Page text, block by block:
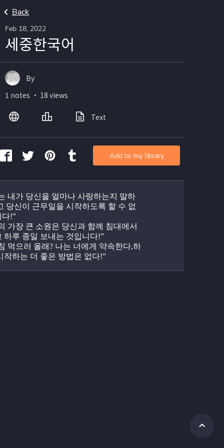
Back
Feb 18, 2022
세중한국어
내가 당신을 얼마나 사랑하는지 말하
당신이 근무일을 시작하도록 할 수 없
다!”
가장 큰 소원은 당신과 함께 침대에서
하루 종일 보내는 것입니다!”
먹으러 올래? 나는 너에게 약속한다,하
작하는 더 좋은 방법은 없다!”
By
1 notes ・ 18 views
Text
Add to my library